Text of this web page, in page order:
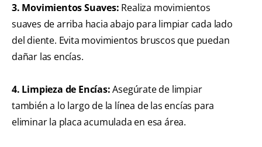
3. Movimientos Suaves: Realiza movimientos
suaves de arriba hacia abajo para limpiar cada lado
del diente. Evita movimientos bruscos que puedan
dañar las encías.
4. Limpieza de Encías:Asegúrate de limpiar
también a lo largo de la línea de las encías para
eliminar la placa acumulada en esa área.